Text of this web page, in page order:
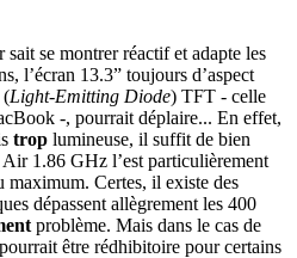
se montrer réactif et adapte les
l’écran 13.3” toujours d’aspect
(Light-Emitting Diode) TFT - celle
-, pourrait déplaire... En effet,
trop lumineuse, il suffit de bien
1.86 GHz l’est particulièrement
maximum. Certes, il existe des
dépassent allègrement les 400
problème. Mais dans le cas de
être rédhibitoire pour certains